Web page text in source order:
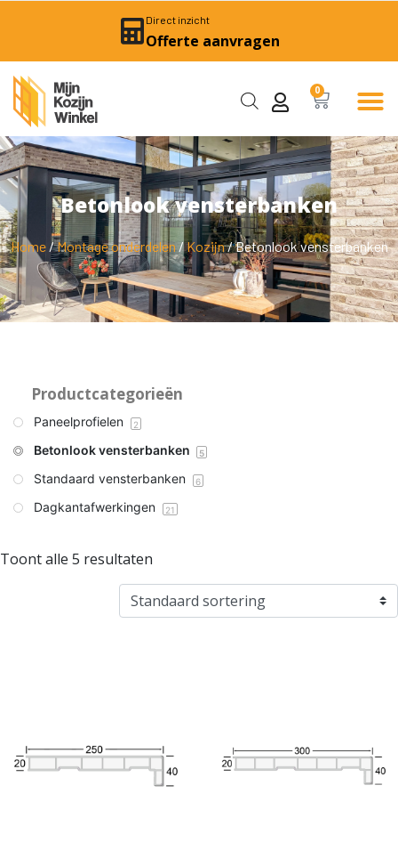
Direct inzicht
Offerte aanvragen
0
Betonlook vensterbanken
Home/Montage onderdelen /Kozijn/ Betonlook vensterbanken
Productcategorieën
Paneelprofielen 2
Betonlook vensterbanken 5
Standaard vensterbanken 6
Dagkantafwerkingen 21
Toont alle 5 resultaten